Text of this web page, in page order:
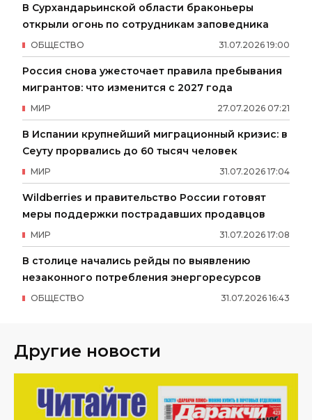
В Сурхандарьинской области браконьеры
открыли огонь по сотрудникам заповедника
31.07.2026 19:00
ОБЩЕСТВО
Россия снова ужесточает правила пребывания
мигрантов: что изменится с 2027 года
27.07.2026 07:21
МИР
В Испании крупнейший миграционный кризис: в
Сеуту прорвались до 60 тысяч человек
31.07.2026 17:04
МИР
Wildberries и правительство России готовят
меры поддержки пострадавших продавцов
31.07.2026 17:08
МИР
В столице начались рейды по выявлению
незаконного потребления энергоресурсов
31.07.2026 16:43
ОБЩЕСТВО
Другие новости